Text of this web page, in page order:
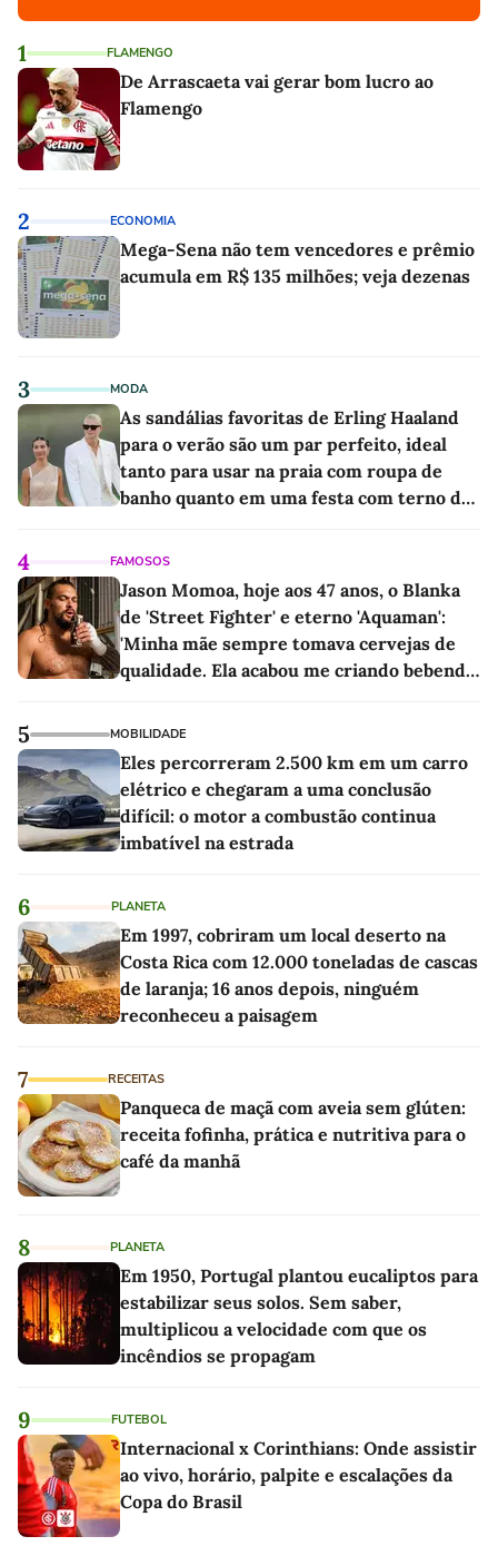
1 FLAMENGO
De Arrascaeta vai gerar bom lucro ao
Flamengo
2 ECONOMIA
Mega-Sena não tem vencedores e prêmio
acumula em R$ 135 milhões; veja dezenas
3 MODA
As sandálias favoritas de Erling Haaland
para o verão são um par perfeito, ideal
tanto para usar na praia com roupa de
banho quanto em uma festa com terno de
4 FAMOSOS
Jason Momoa, hoje aos 47 anos, o Blanka
de 'Street Fighter' e eterno 'Aquaman':
'Minha mãe sempre tomava cervejas de
qualidade. Ela acabou me criando bebendo
5 MOBILIDADE
Eles percorreram 2.500 km em um carro
elétrico e chegaram a uma conclusão
difícil: o motor a combustão continua
imbatível na estrada
6 PLANETA
Em 1997, cobriram um local deserto na
Costa Rica com 12.000 toneladas de cascas
de laranja; 16 anos depois, ninguém
reconheceu a paisagem
7 RECEITAS
Panqueca de maçã com aveia sem glúten:
receita fofinha, prática e nutritiva para o
café da manhã
8 PLANETA
Em 1950, Portugal plantou eucaliptos para
estabilizar seus solos. Sem saber,
multiplicou a velocidade com que os
incêndios se propagam
9 FUTEBOL
Internacional x Corinthians: Onde assistir
ao vivo, horário, palpite e escalações da
Copa do Brasil